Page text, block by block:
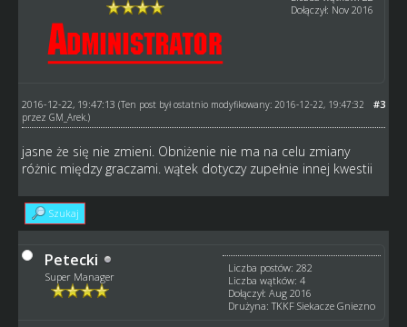
Dołączył: Nov 2016
#3
2016-12-22, 19:47:13 (Ten post był ostatnio modyfikowany: 2016-12-22, 19:47:32
przez GM_Arek.)
jasne że się nie zmieni. Obniżenie nie ma na celu zmiany
różnic między graczami. wątek dotyczy zupełnie innej kwestii
Szukaj
Petecki
Super Manager
Liczba postów: 282
Liczba wątków: 4
Dołączył: Aug 2016
Drużyna: TKKF Siekacze Gniezno